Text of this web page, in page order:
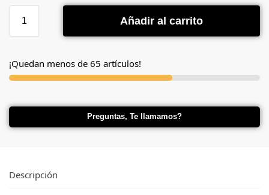
Añadir al carrito
¡Quedan menos de 65 artículos!
Preguntas, Te llamamos?
Descripción